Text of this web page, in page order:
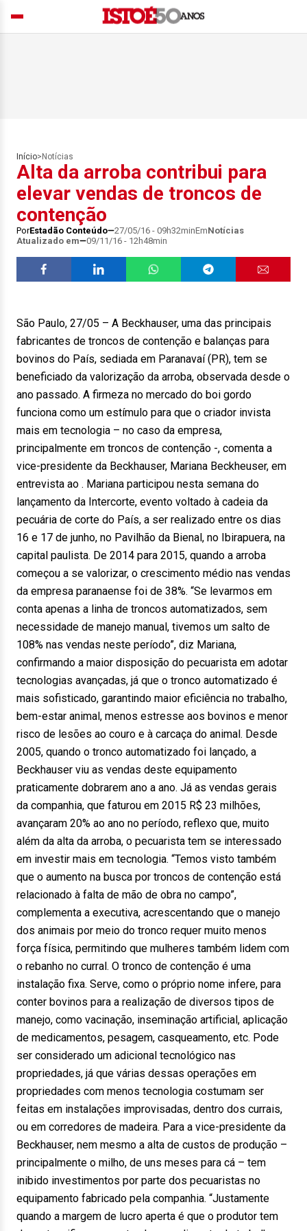
Início> Notícias
Alta da arroba contribui para
elevar vendas de troncos de
contenção
PorEstadão Conteúdo 27/05/16 - 09h32minEmNotícias
Atualizado em
09/11/16 - 12h48min
São Paulo, 27/05 – A Beckhauser, uma das principais
fabricantes de troncos de contenção e balanças para
bovinos do País, sediada em Paranavaí (PR), tem se
beneficiado da valorização da arroba, observada desde o
ano passado. A firmeza no mercado do boi gordo
funciona como um estímulo para que o criador invista
mais em tecnologia – no caso da empresa,
principalmente em troncos de contenção -, comenta a
vice-presidente da Beckhauser, Mariana Beckheuser, em
entrevista ao . Mariana participou nesta semana do
lançamento da Intercorte, evento voltado à cadeia da
pecuária de corte do País, a ser realizado entre os dias
16 e 17 de junho, no Pavilhão da Bienal, no Ibirapuera, na
capital paulista. De 2014 para 2015, quando a arroba
começou a se valorizar, o crescimento médio nas vendas
da empresa paranaense foi de 38%. “Se levarmos em
conta apenas a linha de troncos automatizados, sem
necessidade de manejo manual, tivemos um salto de
108% nas vendas neste período”, diz Mariana,
confirmando a maior disposição do pecuarista em adotar
tecnologias avançadas, já que o tronco automatizado é
mais sofisticado, garantindo maior eficiência no trabalho,
bem-estar animal, menos estresse aos bovinos e menor
risco de lesões ao couro e à carcaça do animal. Desde
2005, quando o tronco automatizado foi lançado, a
Beckhauser viu as vendas deste equipamento
praticamente dobrarem ano a ano. Já as vendas gerais
da companhia, que faturou em 2015 R$ 23 milhões,
avançaram 20% ao ano no período, reflexo que, muito
além da alta da arroba, o pecuarista tem se interessado
em investir mais em tecnologia. “Temos visto também
que o aumento na busca por troncos de contenção está
relacionado à falta de mão de obra no campo”,
complementa a executiva, acrescentando que o manejo
dos animais por meio do tronco requer muito menos
força física, permitindo que mulheres também lidem com
o rebanho no curral. O tronco de contenção é uma
instalação fixa. Serve, como o próprio nome infere, para
conter bovinos para a realização de diversos tipos de
manejo, como vacinação, inseminação artificial, aplicação
de medicamentos, pesagem, casqueamento, etc. Pode
ser considerado um adicional tecnológico nas
propriedades, já que várias dessas operações em
propriedades com menos tecnologia costumam ser
feitas em instalações improvisadas, dentro dos currais,
ou em corredores de madeira. Para a vice-presidente da
Beckhauser, nem mesmo a alta de custos de produção –
principalmente o milho, de uns meses para cá – tem
inibido investimentos por parte dos pecuaristas no
equipamento fabricado pela companhia. “Justamente
quando a margem de lucro aperta é que o produtor tem